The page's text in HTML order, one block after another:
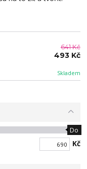
Skladem
641 Kč
493 Kč
Do
Kč